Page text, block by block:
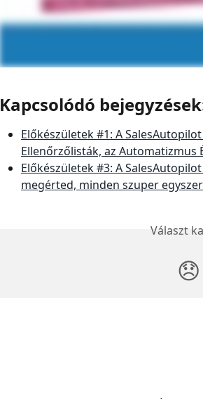
Kapcsolódó
Előkészületek #1: A
Ellenőrzőlisták, az Automatizmus
Előkészületek #3: A
megérted, minden szuper
Választ
😞